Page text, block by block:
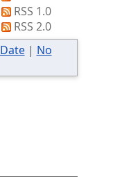
RSS 1.0
RSS 2.0
Date| No